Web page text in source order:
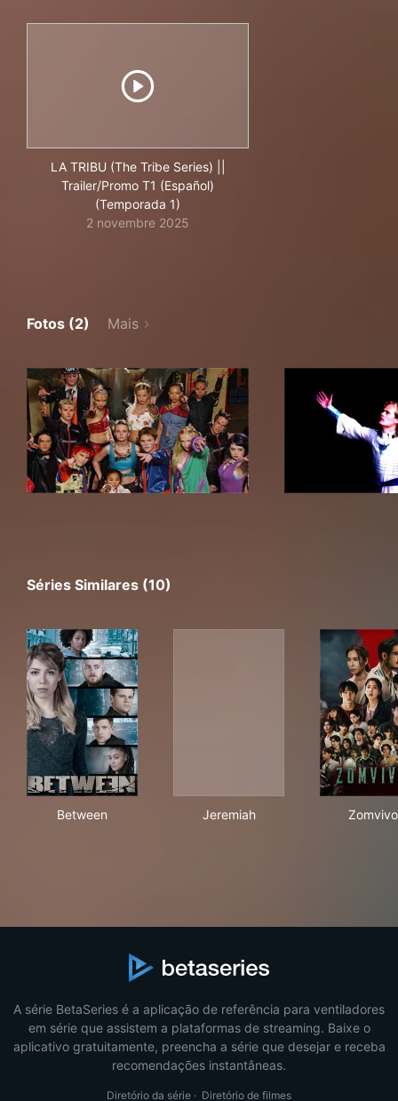
LA TRIBU (The Tribe Series) ||
Trailer/Promo T1 (Español)
(Temporada 1)
2 novembre 2025
Fotos (2) Mais
Séries Similares (10)
Between Jeremiah
A série BetaSeries é a aplicação de referência para ventiladores
em série que assistem a plataformas de streaming. Baixe o
aplicativo gratuitamente, preencha a série que desejar e receba
recomendações instantâneas.
Diretório da série · Diretório de filmes